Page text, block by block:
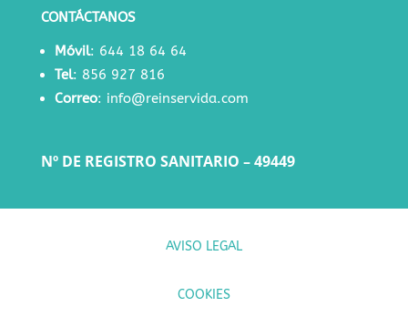
CONTÁCTANOS
Móvil: 644 18 64 64
Tel: 856 927 816
Correo: info@reinservida.com
Nº DE REGISTRO SANITARIO – 49449
AVISO LEGAL
COOKIES